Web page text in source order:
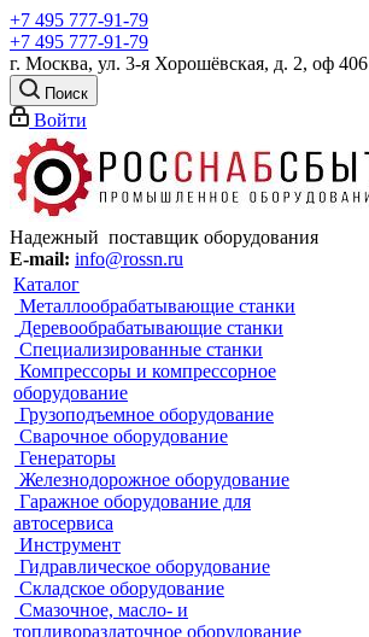
+7 495 777-91-79
+7 495 777-91-79
г. Москва, ул. 3-я Хорошёвская, д. 2, оф 406
Поиск
Войти
Надежный поставщик оборудования
E-mail: info@rossn.ru
Каталог
Металлообрабатывающие станки
Деревообрабатывающие станки
Специализированные станки
Компрессоры и компрессорное
оборудование
Грузоподъемное оборудование
Сварочное оборудование
Генераторы
Железнодорожное оборудование
Гаражное оборудование для
автосервиса
Инструмент
Гидравлическое оборудование
Складское оборудование
Смазочное, масло- и
топливораздаточное оборудование